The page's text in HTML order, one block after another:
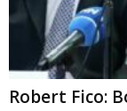
Robert Fico: